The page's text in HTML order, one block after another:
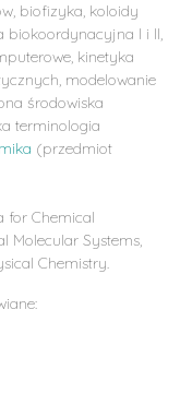
biofizyka, koloidy
biokoordynacyjna I i II,
kinetyka
modelowanie
środowiska
terminologia
(przedmiot
for Chemical
Molecular Systems,
Chemistry.